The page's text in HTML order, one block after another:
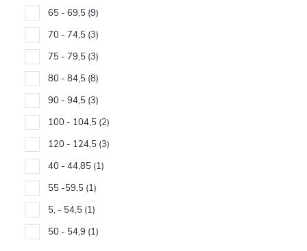
65 - 69,5 9
70 - 74,5 3
75 - 79,5 3
80 - 84,5 8
90 - 94,5 3
100 - 104,5 2
120 - 124,5 3
40 - 44,85 1
55 -59,5 1
5, - 54,5 1
50 - 54,9 1